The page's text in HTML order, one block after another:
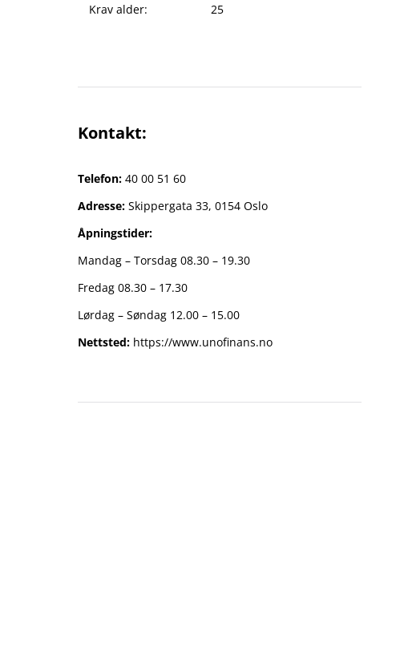
Krav alder: 25
Kontakt:
Telefon:40 00 51 60
Adresse:Skippergata 33, 0154 Oslo
Åpningstider:
Mandag – Torsdag 08.30 – 19.30
Fredag 08.30 – 17.30
Lørdag – Søndag 12.00 – 15.00
Nettsted: https://www.unofinans.no